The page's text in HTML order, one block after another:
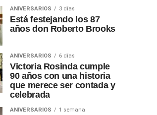
ANIVERSARIOS 3 días
Está festejando los 87
años don Roberto Brooks
ANIVERSARIOS 6 días
Victoria Rosinda cumple
90 años con una historia
que merece ser contada y
celebrada
ANIVERSARIOS 1 semana